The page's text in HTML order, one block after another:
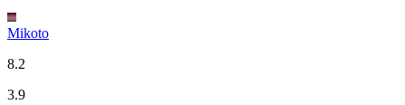
Mikoto
8.2
3.9